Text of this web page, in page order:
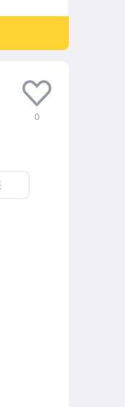
0